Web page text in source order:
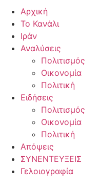
Αρχική
Το Κανάλι
Ιράν
Αναλύσεις
Πολιτισμός
Οικονομία
Πολιτική
Ειδήσεις
Πολιτισμός
Οικονομία
Πολιτική
Απόψεις
ΣΥΝΕΝΤΕΥΞΕΙΣ
Γελοιογραφία